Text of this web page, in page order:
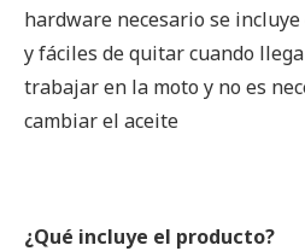
hardware necesario se
y fáciles de quitar cuando
trabajar en la moto y no es
cambiar el aceite
¿Qué incluye el producto?